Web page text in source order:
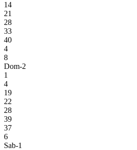
14
21
28
33
40
4
8
Dom-2
1
4
19
22
28
39
37
6
Sab-1